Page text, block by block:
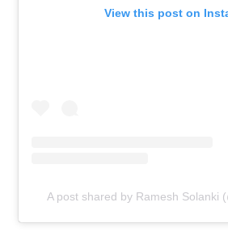
View this post on
A post shared by Ramesh Solanki